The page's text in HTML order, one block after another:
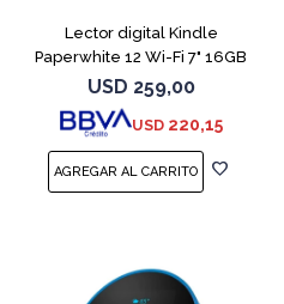
Lector digital Kindle
Paperwhite 12 Wi-Fi 7" 16GB
Negro
USD 259,00
USD 220,15